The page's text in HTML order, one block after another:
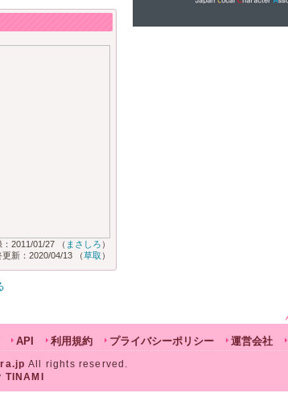
：2011/01/27 （ まさしろ ）
更新：2020/04/13 （草取 ）
API 利用規約 プライバシーポリシー 運営会社
All rights reserved.
TINAMI